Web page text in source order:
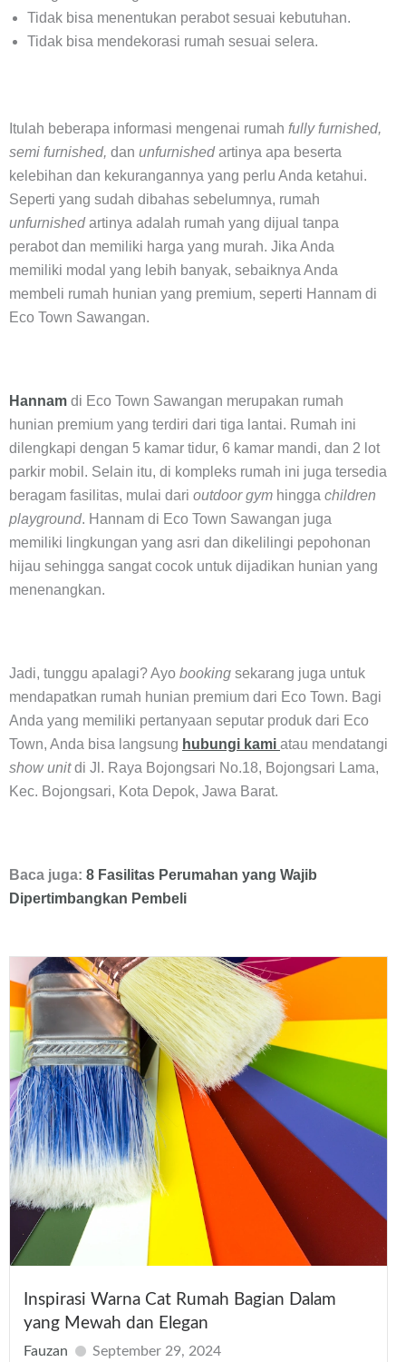
Tidak bisa menentukan perabot sesuai kebutuhan.
Tidak bisa mendekorasi rumah sesuai selera.
Itulah beberapa informasi mengenai rumah fully furnished,
semi furnished, dan unfurnished artinya apa beserta
kelebihan dan kekurangannya yang perlu Anda ketahui.
Seperti yang sudah dibahas sebelumnya, rumah
unfurnished artinya adalah rumah yang dijual tanpa
perabot dan memiliki harga yang murah. Jika Anda
memiliki modal yang lebih banyak, sebaiknya Anda
membeli rumah hunian yang premium, seperti Hannam di
Eco Town Sawangan.
Hannam di Eco Town Sawangan merupakan rumah
hunian premium yang terdiri dari tiga lantai. Rumah ini
dilengkapi dengan 5 kamar tidur, 6 kamar mandi, dan 2 lot
parkir mobil. Selain itu, di kompleks rumah ini juga tersedia
beragam fasilitas, mulai dari outdoor gym hingga children
playground. Hannam di Eco Town Sawangan juga
memiliki lingkungan yang asri dan dikelilingi pepohonan
hijau sehingga sangat cocok untuk dijadikan hunian yang
menenangkan.
Jadi, tunggu apalagi? Ayo booking sekarang juga untuk
mendapatkan rumah hunian premium dari Eco Town. Bagi
Anda yang memiliki pertanyaan seputar produk dari Eco
Town, Anda bisa langsung hubungi kami atau mendatangi
show unitdi Jl. Raya Bojongsari No.18, Bojongsari Lama,
Kec. Bojongsari, Kota Depok, Jawa Barat.
Baca juga: 8 Fasilitas Perumahan yang Wajib
Dipertimbangkan Pembeli
Inspirasi Warna Cat Rumah Bagian Dalam
yang Mewah dan Elegan
Fauzan September 29, 2024